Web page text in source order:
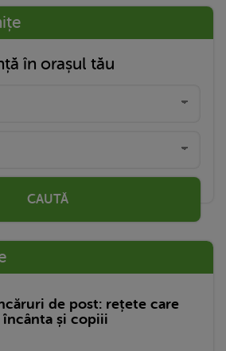
în orașul tău
CAUTĂ
de post: rețete care
încânta și copiii